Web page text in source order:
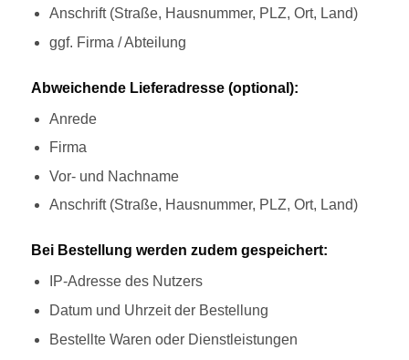
Anschrift (Straße, Hausnummer, PLZ, Ort, Land)
ggf. Firma / Abteilung
Abweichende Lieferadresse (optional):
Anrede
Firma
Vor- und Nachname
Anschrift (Straße, Hausnummer, PLZ, Ort, Land)
Bei Bestellung werden zudem gespeichert:
IP-Adresse des Nutzers
Datum und Uhrzeit der Bestellung
Bestellte Waren oder Dienstleistungen